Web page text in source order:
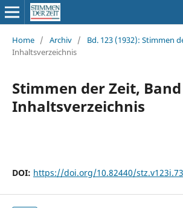
Home / Archiv / Bd. 123 (1932): Stimmen
Inhaltsverzeichnis
Stimmen der Zeit, Band
Inhaltsverzeichnis
DOI: https://doi.org/10.82440/